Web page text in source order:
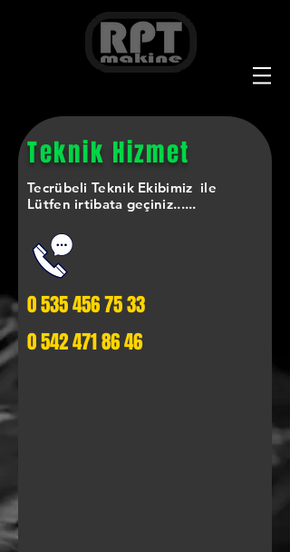
Teknik Hizmet
Tecrübeli Teknik Ekibimiz ile
Lütfen irtibata geçiniz......
0 535 456 75 33
0 542 471 86 46